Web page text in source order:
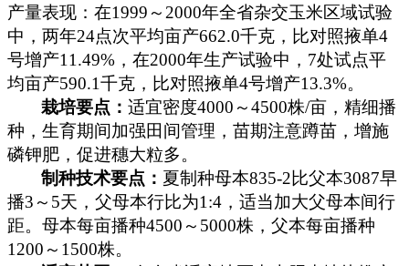
产量表现：在1999 ～ 2000年全省杂交玉米区域试验
中，两年24点次平均亩产662.0千克 ，比对照掖单4
号增产11.49% ，在2000年生产试验中， 7处试点平
均亩产590.1千克 ，比对照掖单4号增产13.3%。
栽培要点：适宜密度4000 ～4500株/亩，精细播
种，生育期间加强田间管理，苗期注意蹲苗，增施
磷钾肥，促进穗大粒多。
制种技术要点： 夏制种母本835-2比父本3087早
播3 ～ 5天，父母本行比为1:4 ，适当加大父母本间行
距。母本每亩播种4500 ～ 5000株，父本每亩播种
1200 ～ 1500株。